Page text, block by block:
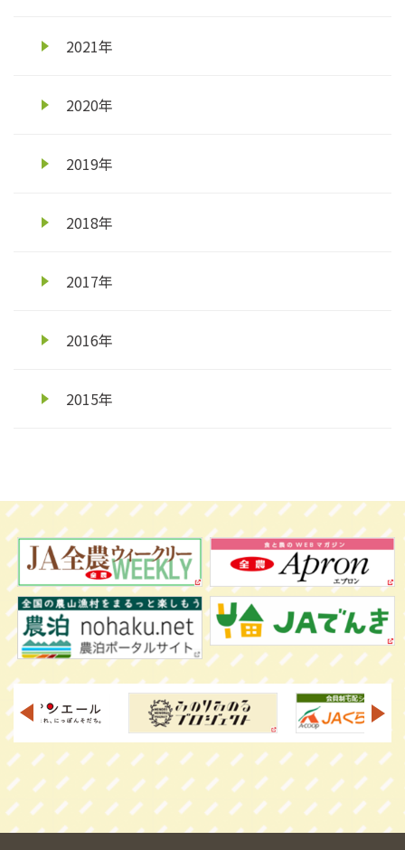
2021年
2020年
2019年
2018年
2017年
2016年
2015年